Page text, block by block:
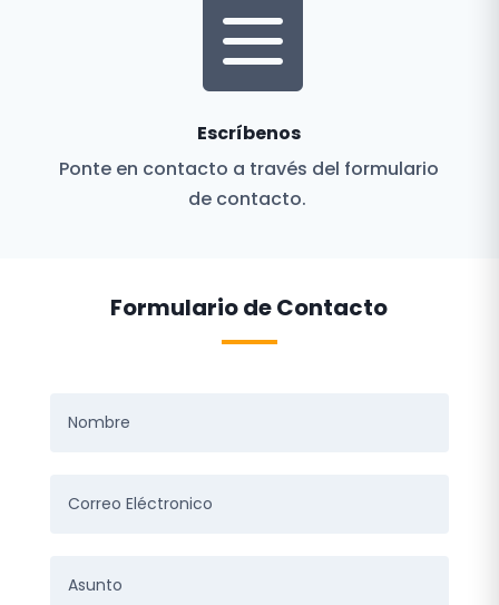

Escríbenos
Ponte en contacto a través del formulario
de contacto.
Formulario de Contacto